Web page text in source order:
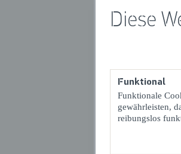
Diese
Funktional
Funktionale
gewährleisten,
reibungslos
VORIGE